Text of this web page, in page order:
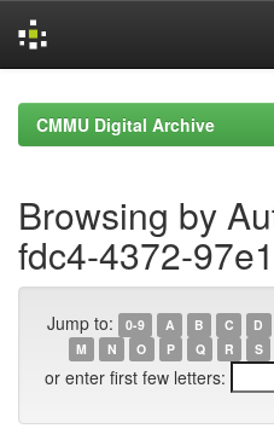
navigationCMMU Digital Archive
Browsing by
fdc4-4372-
Jump to: 0-9 A B C D
M
N O P Q R S
or enter first few letters: